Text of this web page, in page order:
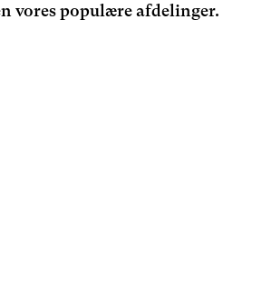
vores populære afdelinger.